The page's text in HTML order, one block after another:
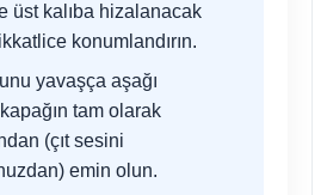
üst kalıba hizalanacak
konumlandırın.
yavaşça aşağı
tam olarak
(çıt sesini
emin olun.